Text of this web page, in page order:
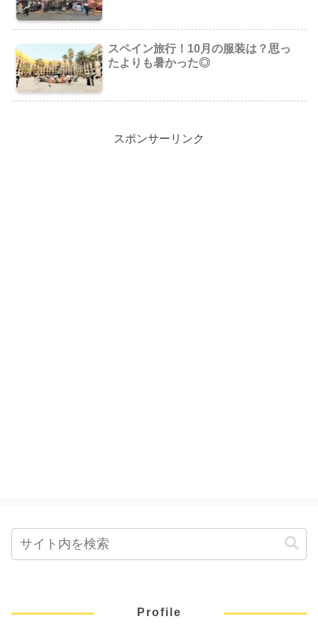
スペイン旅行！10月の服装は？思っ
たよりも暑かった◎
スポンサーリンク
Profile